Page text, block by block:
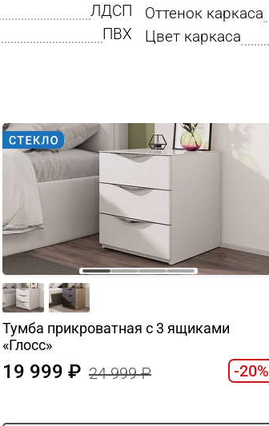
ЛДСП
ПВХ
Оттенок каркаса
Цвет каркаса
Тумба прикроватная с 3 ящиками
«Глосс»
19 999 24 999 -20%